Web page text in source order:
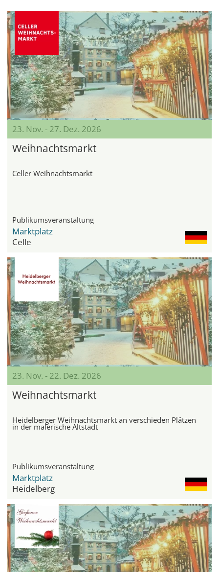
23. Nov. - 27. Dez. 2026
Weihnachtsmarkt
Celler Weihnachtsmarkt
Publikumsveranstaltung
Marktplatz
Celle
23. Nov. - 22. Dez. 2026
Weihnachtsmarkt
Heidelberger Weihnachtsmarkt an verschieden Plätzen
in der malerische Altstadt
Publikumsveranstaltung
Marktplatz
Heidelberg